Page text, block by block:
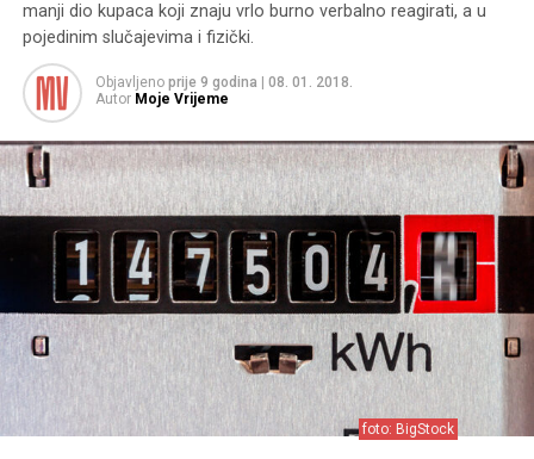
manji dio kupaca koji znaju vrlo burno verbalno reagirati, a u
pojedinim slučajevima i fizički.
Objavljeno prije 9 godina
08. 01. 2018.
Autor Moje Vrijeme
foto: BigStock